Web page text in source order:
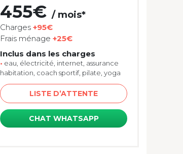
455€ / mois*
Charges +95€
Frais ménage +25€
Inclus dans les charges
• eau, électricité, internet, assurance
habitation, coach sportif, pilate, yoga
LISTE D’ATTENTE
CHAT WHATSAPP